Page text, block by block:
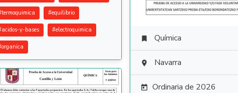
termoquimica #equilibrio
acidos-y-bases #electroquimica
organica
 Química
 Navarra
 Ordinaria de 2026